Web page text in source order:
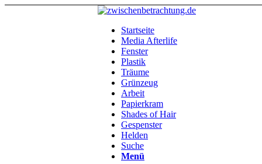
Startseite
Media Afterlife
Fenster
Plastik
Träume
Grünzeug
Arbeit
Papierkram
Shades of Hair
Gespenster
Helden
Suche
Menü